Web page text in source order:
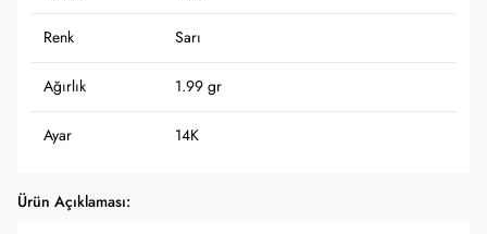
Renk Sarı
Ağırlık 1.99 gr
Ayar 14K
Ürün Açıklaması: